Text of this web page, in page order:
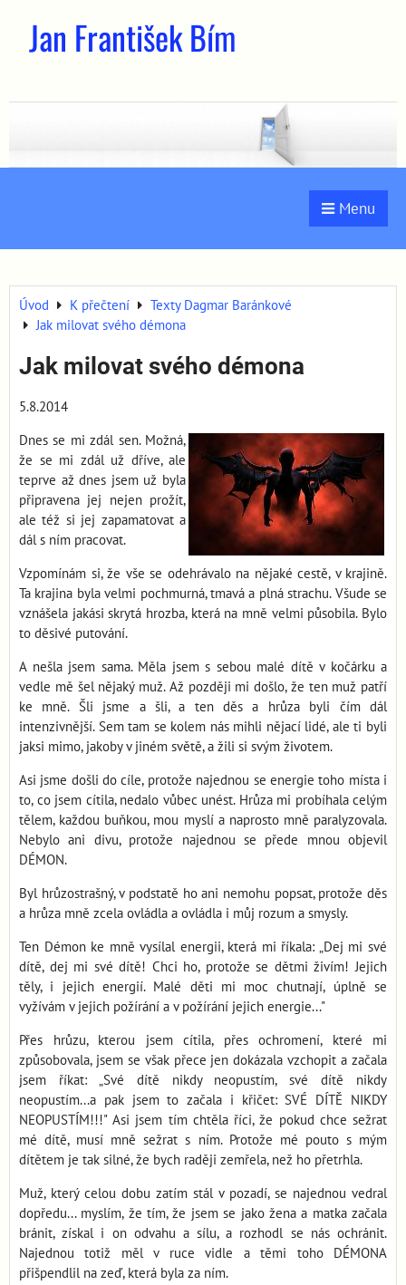
Jan František Bím
Menu
Úvod K přečtení
Texty Dagmar Baránkové
Jak milovat svého démona
Jak milovat svého démona
5.8.2014
Dnes se mi zdál sen. Možná,
že se mi zdál už dříve, ale
teprve až dnes jsem už byla
připravena jej nejen prožít,
ale též si jej zapamatovat a
dál s ním pracovat.
Vzpomínám si, že vše se odehrávalo na nějaké cestě, v krajině.
Ta krajina byla velmi pochmurná, tmavá a plná strachu. Všude se
vznášela jakási skrytá hrozba, která na mně velmi působila. Bylo
to děsivé putování.
A nešla jsem sama. Měla jsem s sebou malé dítě v kočárku a
vedle mě šel nějaký muž. Až později mi došlo, že ten muž patří
ke mně. Šli jsme a šli, a ten děs a hrůza byli čím dál
intenzivnější. Sem tam se kolem nás mihli nějací lidé, ale ti byli
jaksi mimo, jakoby v jiném světě, a žili si svým životem.
Asi jsme došli do cíle, protože najednou se energie toho místa i
to, co jsem cítila, nedalo vůbec unést. Hrůza mi probíhala celým
tělem, každou buňkou, mou myslí a naprosto mně paralyzovala.
Nebylo ani divu, protože najednou se přede mnou objevil
DÉMON.
Byl hrůzostrašný, v podstatě ho ani nemohu popsat, protože děs
a hrůza mně zcela ovládla a ovládla i můj rozum a smysly.
Ten Démon ke mně vysílal energii, která mi říkala: „Dej mi své
dítě, dej mi své dítě! Chci ho, protože se dětmi živím! Jejich
těly, i jejich energií. Malé děti mi moc chutnají, úplně se
vyžívám v jejich požírání a v požírání jejich energie..."
Přes hrůzu, kterou jsem cítila, přes ochromení, které mi
způsobovala, jsem se však přece jen dokázala vzchopit a začala
jsem říkat: „Své dítě nikdy neopustím, své dítě nikdy
neopustím...a pak jsem to začala i křičet: SVÉ DÍTĚ NIKDY
NEOPUSTÍM!!!" Asi jsem tím chtěla říci, že pokud chce sežrat
mé dítě, musí mně sežrat s ním. Protože mé pouto s mým
dítětem je tak silné, že bych raději zemřela, než ho přetrhla.
Muž, který celou dobu zatím stál v pozadí, se najednou vedral
dopředu... myslím, že tím, že jsem se jako žena a matka začala
bránit, získal i on odvahu a sílu, a rozhodl se nás ochránit.
Najednou totiž měl v ruce vidle a těmi toho DÉMONA
přišpendlil na zeď, která byla za ním.